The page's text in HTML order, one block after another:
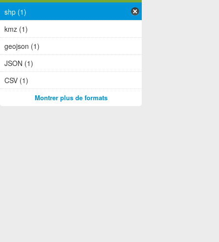
shp (1)
kmz (1)
geojson (1)
JSON (1)
CSV (1)
Montrer plus de formats